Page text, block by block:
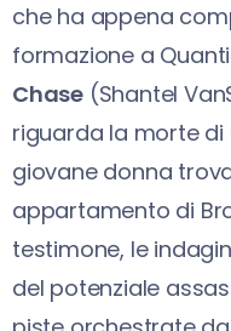
che ha appena
formazione a
Chase (Shantel
riguarda la morte di
giovane donna
appartamento di
testimone, le
del potenziale